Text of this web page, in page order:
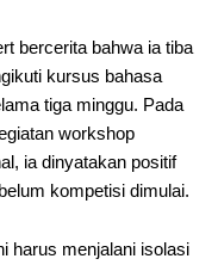
bercerita bahwa ia tiba
kursus bahasa
tiga minggu. Pada
workshop
ia dinyatakan positif
kompetisi dimulai.
harus menjalani isolasi